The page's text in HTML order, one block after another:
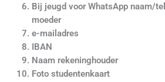
Bij jeugd voor WhatsApp naam/
moeder
e-mailadres
IBAN
Naam rekeninghouder
Foto studentenkaart